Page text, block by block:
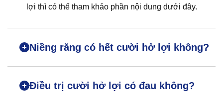
lợi thì có thể tham khảo phần nội dung dưới đây.
Niềng răng có hết cười hở lợi không?
Điều trị cười hở lợi có đau không?